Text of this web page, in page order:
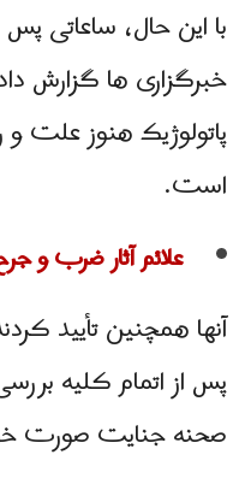
با این حال، ساعاتی
خبرگزاری ها گزارش
پاتولوژیک هنوز علت
است.
علائم آثار ضرب و
آنها همچنین تأیید
پس از اتمام کلیه
صحنه جنایت صورت